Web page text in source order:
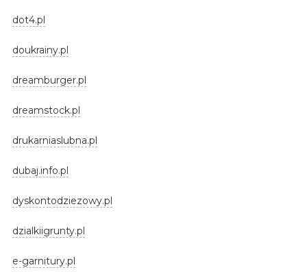
dot4.pl
doukrainy.pl
dreamburger.pl
dreamstock.pl
drukarniaslubna.pl
dubaj.info.pl
dyskontodziezowy.pl
dzialkiigrunty.pl
e-garnitury.pl